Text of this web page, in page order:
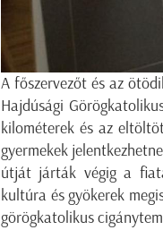
A főszervezőt és az
Hajdúsági
kilométerek és az
gyermekek
útját járták végig a
kultúra és gyökerek
görögkatolikus